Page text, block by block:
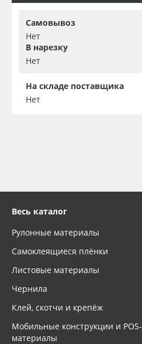
Самовывоз
Нет
В нарезку
Нет
На складе поставщика
Нет
Весь каталог
Рулонные материалы
Самоклеящиеся плёнки
Листовые материалы
Чернила
Клей, скотчи и крепёж
Мобильные конструкции и POS-
материалы